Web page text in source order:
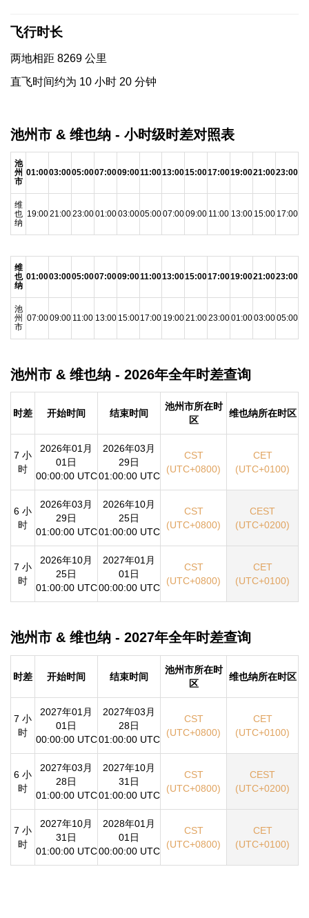
飞行时长
两地相距 8269 公里
直飞时间约为 10 小时 20 分钟
池州市 & 维也纳 - 小时级时差对照表
池
州
市
01:0003:0005:0007:0009:0011:0013:0015:0017:0019:0021:0023:00
维
也
纳
19:0021:0023:0001:0003:0005:0007:0009:00 11:00 13:00 15:00 17:00
维
也
纳
01:0003:0005:0007:0009:0011:0013:0015:0017:0019:0021:0023:00
池
州
市
07:0009:00 11:00 13:00 15:0017:00 19:0021:0023:0001:0003:0005:00
池州市 & 维也纳 - 2026年全年时差查询
时差 开始时间 结束时间
池州市所在时
区
维也纳所在时区
7 小
时
2026年01月
01日
00:00:00 UTC
2026年03月
29日
01:00:00 UTC
CST
(UTC+0800)
CET
(UTC+0100)
6 小
时
2026年03月
29日
01:00:00 UTC
2026年10月
25日
01:00:00 UTC
CST
(UTC+0800)
CEST
(UTC+0200)
7 小
时
2026年10月
25日
01:00:00 UTC
2027年01月
01日
00:00:00 UTC
CST
(UTC+0800)
CET
(UTC+0100)
池州市 & 维也纳 - 2027年全年时差查询
时差 开始时间 结束时间
池州市所在时
区
维也纳所在时区
7 小
时
2027年01月
01日
00:00:00 UTC
2027年03月
28日
01:00:00 UTC
CST
(UTC+0800)
CET
(UTC+0100)
6 小
时
2027年03月
28日
01:00:00 UTC
2027年10月
31日
01:00:00 UTC
CST
(UTC+0800)
CEST
(UTC+0200)
7 小
时
2027年10月
31日
01:00:00 UTC
2028年01月
01日
00:00:00 UTC
CST
(UTC+0800)
CET
(UTC+0100)